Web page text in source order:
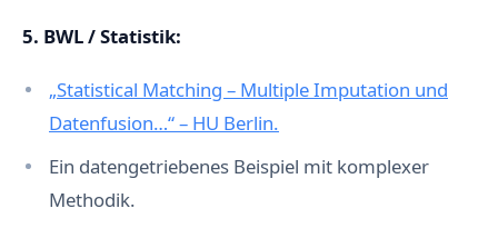
5. BWL / Statistik:
„Statistical Matching – Multiple Imputation und
Datenfusion…“ – HU Berlin.
Ein datengetriebenes Beispiel mit komplexer
Methodik.